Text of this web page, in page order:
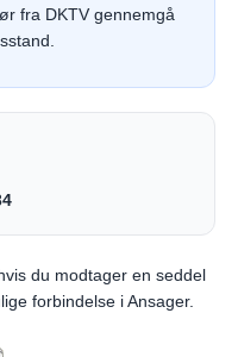
fra DKTV gennemgå
du modtager en seddel
forbindelse i Ansager.